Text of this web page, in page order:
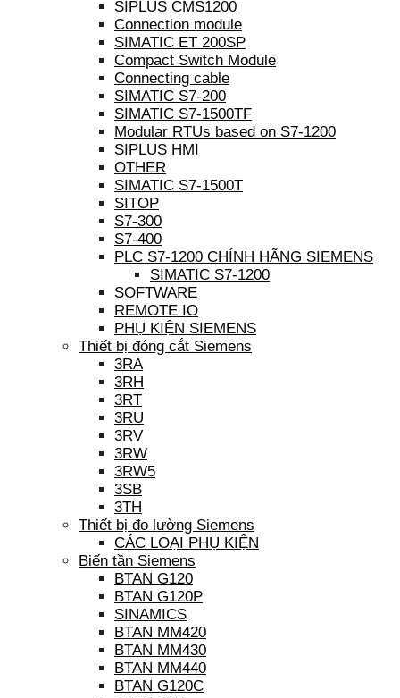
SIPLUS CMS1200
Connection module
SIMATIC ET 200SP
Compact Switch Module
Connecting cable
SIMATIC S7-200
SIMATIC S7-1500TF
Modular RTUs based on S7-1200
SIPLUS HMI
OTHER
SIMATIC S7-1500T
SITOP
S7-300
S7-400
PLC S7-1200 CHÍNH HÃNG SIEMENS
SIMATIC S7-1200
SOFTWARE
REMOTE IO
PHỤ KIỆN SIEMENS
Thiết bị đóng cắt Siemens
3RA
3RH
3RT
3RU
3RV
3RW
3RW5
3SB
3TH
Thiết bị đo lường Siemens
CÁC LOẠI PHỤ KIỆN
Biến tần Siemens
BTAN G120
BTAN G120P
SINAMICS
BTAN MM420
BTAN MM430
BTAN MM440
BTAN G120C